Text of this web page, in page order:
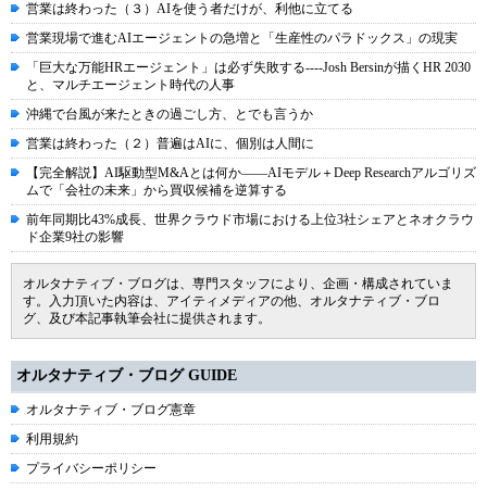
営業は終わった（３）AIを使う者だけが、利他に立てる
営業現場で進むAIエージェントの急増と「生産性のパラドックス」の現実
「巨大な万能HRエージェント」は必ず失敗する----Josh Bersinが描くHR 2030
と、マルチエージェント時代の人事
沖縄で台風が来たときの過ごし方、とでも言うか
営業は終わった（２）普遍はAIに、個別は人間に
【完全解説】AI駆動型M&Aとは何か――AIモデル＋Deep Researchアルゴリズ
ムで「会社の未来」から買収候補を逆算する
前年同期比43%成長、世界クラウド市場における上位3社シェアとネオクラウ
ド企業9社の影響
オルタナティブ・ブログは、専門スタッフにより、企画・構成されていま
す。入力頂いた内容は、アイティメディアの他、オルタナティブ・ブロ
グ、及び本記事執筆会社に提供されます。
オルタナティブ・ブログ GUIDE
オルタナティブ・ブログ憲章
利用規約
プライバシーポリシー